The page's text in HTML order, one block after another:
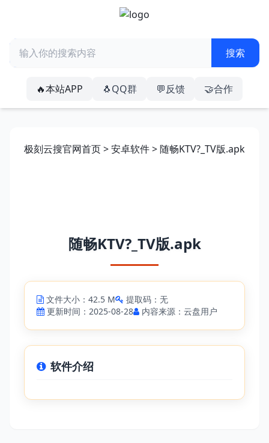
🔥本站APP 🐧QQ群 💬反馈 🤝合作
极刻云搜官网首页>安卓软件> 随畅KTV?_TV版.apk
随畅KTV?_TV版.apk
文件大小：42.5 M
提取码：无
更新时间：2025-08-28
内容来源：云盘用户
软件介绍